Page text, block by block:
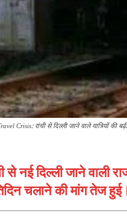
Crisis: रांची से दिल्ली जाने वाले यात्रियों की
से नई दिल्ली जाने वाली
चलाने की मांग तेज